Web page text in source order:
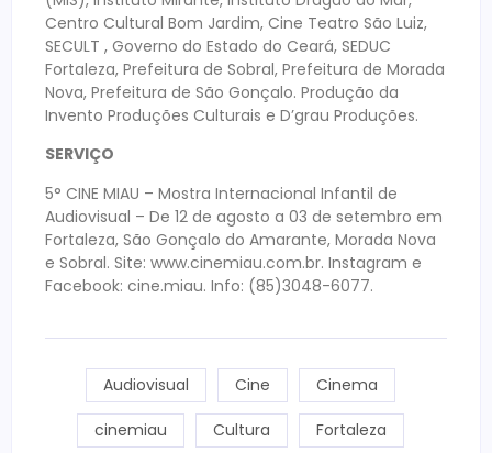
Centro Cultural Bom Jardim, Cine Teatro São Luiz,
SECULT , Governo do Estado do Ceará, SEDUC
Fortaleza, Prefeitura de Sobral, Prefeitura de Morada
Nova, Prefeitura de São Gonçalo. Produção da
Invento Produções Culturais e D’grau Produções.
SERVIÇO
5° CINE MIAU – Mostra Internacional Infantil de
Audiovisual – De 12 de agosto a 03 de setembro em
Fortaleza, São Gonçalo do Amarante, Morada Nova
e Sobral. Site: www.cinemiau.com.br. Instagram e
Facebook: cine.miau. Info: (85)3048-6077.
Audiovisual Cine Cinema
cinemiau Cultura Fortaleza